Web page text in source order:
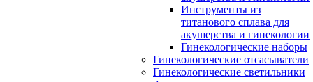
Инструменты из
титанового сплава для
акушерства и гинекологии
Гинекологические наборы
Гинекологические отсасыватели
Гинекологические светильники